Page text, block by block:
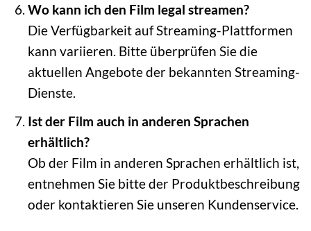
Wo kann ich den Film legal streamen?
Die Verfügbarkeit auf Streaming-Plattformen
kann variieren. Bitte überprüfen Sie die
aktuellen Angebote der bekannten Streaming-
Dienste.
Ist der Film auch in anderen Sprachen
erhältlich?
Ob der Film in anderen Sprachen erhältlich ist,
entnehmen Sie bitte der Produktbeschreibung
oder kontaktieren Sie unseren Kundenservice.